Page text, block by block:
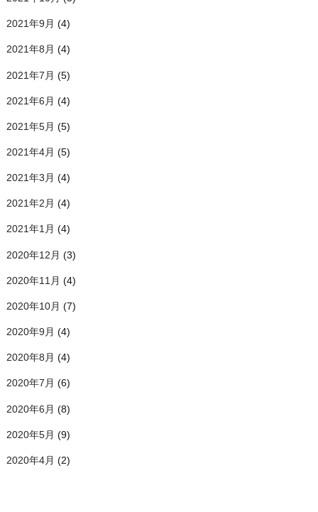
2021年9月 (4)
2021年8月 (4)
2021年7月 (5)
2021年6月 (4)
2021年5月 (5)
2021年4月 (5)
2021年3月 (4)
2021年2月 (4)
2021年1月 (4)
2020年12月 (3)
2020年11月 (4)
2020年10月 (7)
2020年9月 (4)
2020年8月 (4)
2020年7月 (6)
2020年6月 (8)
2020年5月 (9)
2020年4月 (2)